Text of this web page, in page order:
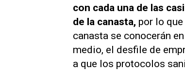
con cada una de las
de la canasta, por lo
canasta se conocerán
medio, el desfile de
a que los protocolos